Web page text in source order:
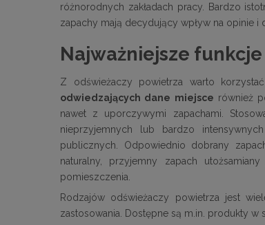
różnorodnych zakładach pracy. Bardzo
zapachy mają decydujący wpływ na opinie i
Najważniejsze
Z odświeżaczy powietrza warto
odwiedzających dane miejsce również
nawet z uporczywymi zapachami.
nieprzyjemnych lub bardzo
publicznych. Odpowiednio dobrany
naturalny, przyjemny zapach
pomieszczenia.
Rodzajów odświeżaczy powietrza jest
zastosowania. Dostępne są m.in. produkty w